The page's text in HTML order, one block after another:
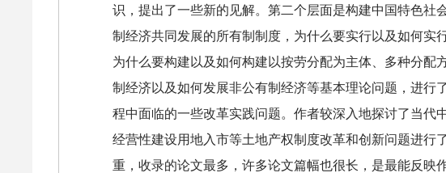
识，提出了一些新的见解。第二个层面是构建中国特色
制经济共同发展的所有制制度，为什么要实行以及如何实
为什么要构建以及如何构建以按劳分配为主体、多种分
制经济以及如何发展非公有制经济等基本理论问题，进
程中面临的一些改革实践问题。作者较深入地探讨了当代
经营性建设用地入市等土地产权制度改革和创新问题进行
重，收录的论文最多，许多论文篇幅也很长，是最能反